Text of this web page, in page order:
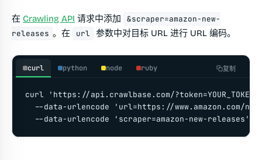
在 Crawling API 请求中添加
&scraper=amazon-new-
releases 。在 url 参数中对目标 URL 进行 URL 编码。
curl python node ruby 复制
curl 'https://api.crawlbase.com/
--data-urlencode 'url=https://www.amazon.com/
--data-urlencode 'scraper=amazon-new-releases' -